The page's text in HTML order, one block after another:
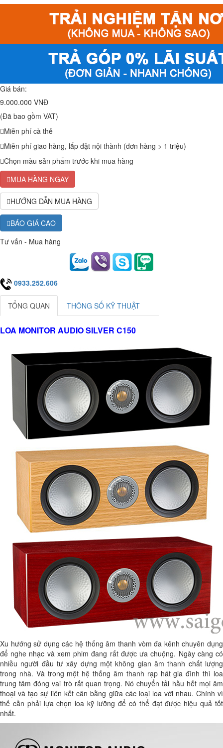
Giá bán:
9.000.000 VNĐ
(Đã bao gồm VAT)
Miễn phí cà thẻ
Miễn phí giao hàng, lắp đặt nội thành (đơn hàng > 1 triệu)
Chọn màu sản phẩm trước khi mua hàng
MUA HÀNG NGAY
HƯỚNG DẪN MUA HÀNG
BÁO GIÁ CAO
Tư vấn - Mua hàng
0933.252.606
TỔNG QUAN THÔNG SỐ KỸ THUẬT
LOA MONITOR AUDIO SILVER C150
Xu hướng sử dụng các hệ thống âm thanh vòm đa kênh chuyên dụng
để nghe nhạc và xem phim đang rất được ưa chuộng. Ngày càng có
nhiều người đầu tư xây dựng một không gian âm thanh chất lượng
trong nhà. Và trong một hệ thống âm thanh rạp hát gia đình thì loa
trung tâm đóng vai trò rất quan trọng. Nó chuyển tải hầu hết mọi âm
thoại và tạo sự liên kết cân bằng giữa các loại loa với nhau. Chính vì
thế cần phải lựa chọn loa kỹ lưỡng để có thể đạt được hiệu quả tốt
nhất.